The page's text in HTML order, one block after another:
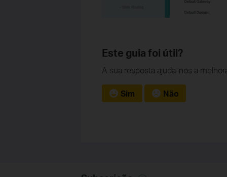
Este guia foi útil?
A sua resposta ajuda-nos a
Sim Não